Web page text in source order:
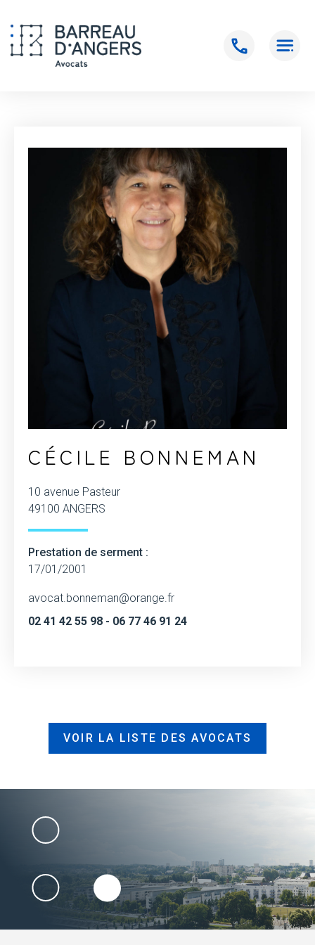
CÉCILE BONNEMAN
10 avenue Pasteur
49100 ANGERS
Prestation de serment :
17/01/2001
avocat.bonneman@orange.fr
02 41 42 55 98 - 06 77 46 91 24
VOIR LA LISTE DES AVOCATS